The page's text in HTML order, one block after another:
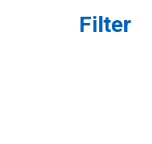
Filter